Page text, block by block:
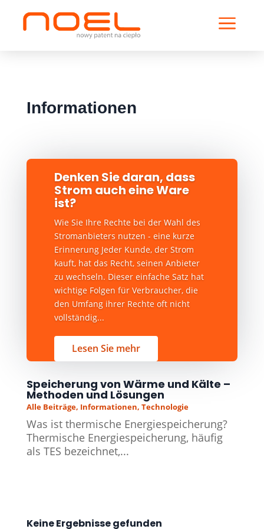
a
Informationen
Denken Sie daran, dass
Strom auch eine Ware
ist?
Wie Sie Ihre Rechte bei der Wahl des
Stromanbieters nutzen - eine kurze
Erinnerung Jeder Kunde, der Strom
kauft, hat das Recht, seinen Anbieter
zu wechseln. Dieser einfache Satz hat
wichtige Folgen für Verbraucher, die
den Umfang ihrer Rechte oft nicht
vollständig...
Lesen Sie mehr
Speicherung von Wärme und Kälte –
Methoden und Lösungen
Alle Beiträge, Informationen, Technologie
Was ist thermische Energiespeicherung?
Thermische Energiespeicherung, häufig
als TES bezeichnet,...
Keine Ergebnisse gefunden